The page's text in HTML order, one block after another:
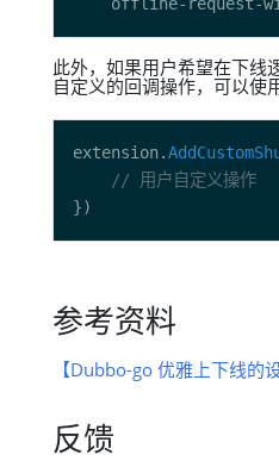
此外，如果用户希望在下线
自定义的回调操作，可以使
extension.
// 用户自定义操作
参考资料
【Dubbo-go 优雅上下线的
反馈